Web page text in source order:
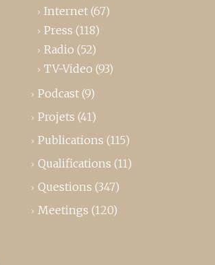
Internet (67)
Press (118)
Radio (52)
TV-Video (93)
Podcast (9)
Projets (41)
Publications (115)
Qualifications (11)
Questions (347)
Meetings (120)